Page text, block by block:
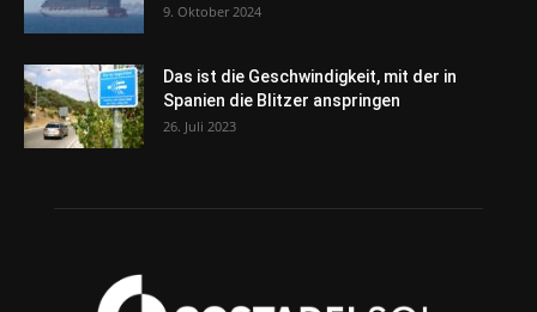
9. Oktober 2024
Das ist die Geschwindigkeit, mit der in
Spanien die Blitzer anspringen
26. Juli 2023